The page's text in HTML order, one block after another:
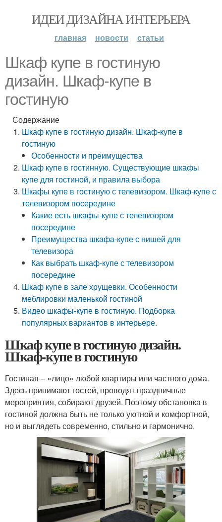
ИДЕИ ДИЗАЙНА ИНТЕРЬЕРА
главная новости статьи
Шкаф купе в гостиную
дизайн. Шкаф-купе в
гостиную
Содержание
Шкаф купе в гостиную дизайн. Шкаф-купе в
гостиную
Особенности и преимущества
Шкаф купе в гостинную. Существующие шкафы
купе для гостиной, и правила выбора
Шкафы купе в гостиную с телевизором. Шкаф-купе с
телевизором посередине
Какие есть шкафы-купе с телевизором
посередине
Преимущества шкафа-купе с нишей для
телевизора
Как выбрать шкаф-купе с телевизором
посередине
Шкаф купе в зале хрущевки. Особенности
меблировки маленькой гостиной
Видео шкафы-купе в гостиную. Подборка
популярных вариантов в интерьере.
Шкаф купе в гостиную дизайн.
Шкаф-купе в гостиную
Гостиная – «лицо» любой квартиры или частного дома.
Здесь принимают гостей, проводят праздничные
мероприятия, собирают друзей. Поэтому обстановка в
гостиной должна быть не только уютной и комфортной,
но и выглядеть современно, стильно и гармонично.